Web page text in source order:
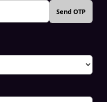
Send OTP